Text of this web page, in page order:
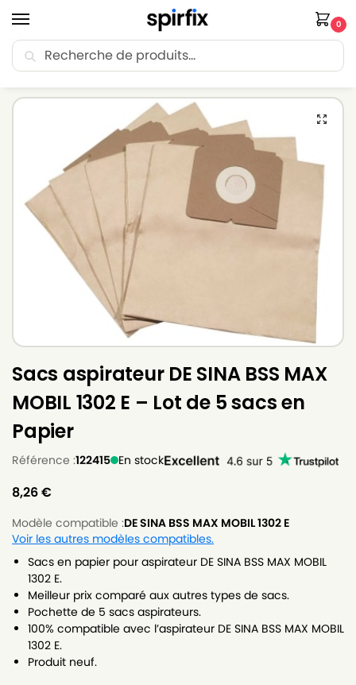
0
🚚 Livraison Point Relais offerte dès 30€ d’achat.
Sacs aspirateur DE SINA BSS MAX
MOBIL 1302 E – Lot de 5 sacs en
Papier
Référence :122415 En stock
8,26€
Modèle compatible :DE SINA BSS MAX MOBIL 1302 E
Voir les autres modèles compatibles.
Sacs en papier pour aspirateur DE SINA BSS MAX MOBIL
1302 E.
Meilleur prix comparé aux autres types de sacs.
Pochette de 5 sacs aspirateurs.
100% compatible avec l’aspirateur DE SINA BSS MAX MOBIL
1302 E.
Produit neuf.